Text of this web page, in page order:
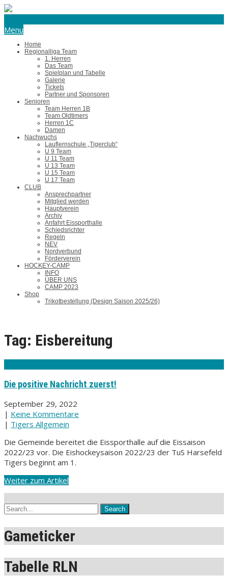
Menu
Home
Regionalliga Team
1. Herren
Das Team
Spielplan und Tabelle
Galerie
Tickets
Partner und Sponsoren
Senioren
Team Herren 1B
Team Oldtimers
Herren 1C
Damen
Nachwuchs
Lauflernschule „Tigerclub“
U 9 Team
U 11 Team
U 13 Team
U 15 Team
U 17 Team
CLUB
Ansprechpartner
Mitglied werden
Hauptverein
Archiv
Anfahrt Eissporthalle
Schiedsrichter
Regeln
NEV
Nordverbund
Förderverein
HOCKEY-CAMP
INFO
ÜBER UNS
CAMP 2023
Shop
Trikotbestellung (Design Saison 2025/26)
Tag: Eisbereitung
Die positive Nachricht zuerst!
September 29, 2022
| Keine Kommentare
| Tigers Allgemein
Die Gemeinde bereitet die Eissporthalle auf die Eissaison
2022/23 vor. Die Eishockeysaison 2022/23 der TuS Harsefeld
Tigers beginnt am 1.
Weiter zum Artikel
Gameticker
Tabelle RLN